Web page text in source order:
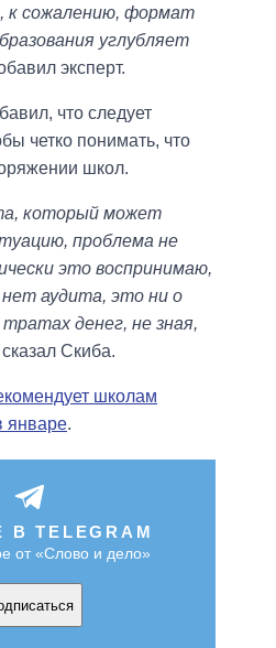
к сожалению, формат
углубляет
эксперт.
что следует
четко понимать, что
школ.
который может
проблема не
это воспринимаю,
аудита, это ни о
денег, не зная,
Скиба.
школам
январе.
TELEGRAM
от «Слово и дело»